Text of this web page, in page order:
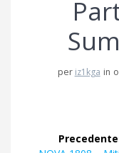
per iz1kga in